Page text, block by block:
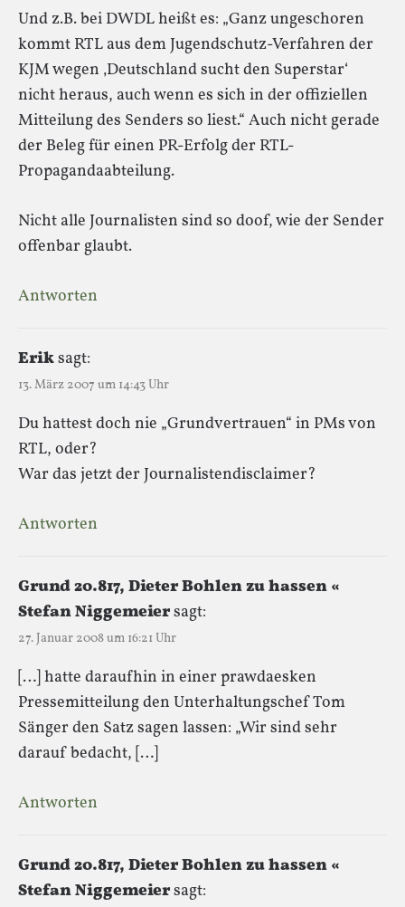
Und z.B. bei DWDL heißt es: „Ganz ungeschoren
kommt RTL aus dem Jugendschutz-Verfahren der
KJM wegen ‚Deutschland sucht den Superstar‘
nicht heraus, auch wenn es sich in der offiziellen
Mitteilung des Senders so liest.“ Auch nicht gerade
der Beleg für einen PR-Erfolg der RTL-
Propagandaabteilung.
Nicht alle Journalisten sind so doof, wie der Sender
offenbar glaubt.
Antworten
Eriksagt:
13. März 2007 um 14:43 Uhr
Du hattest doch nie „Grundvertrauen“ in PMs von
RTL, oder?
War das jetzt der Journalistendisclaimer?
Antworten
Grund 20.817, Dieter Bohlen zu hassen «
Stefan Niggemeiersagt:
27. Januar 2008 um 16:21 Uhr
[…] hatte daraufhin in einer prawdaesken
Pressemitteilung den Unterhaltungschef Tom
Sänger den Satz sagen lassen: „Wir sind sehr
darauf bedacht, […]
Antworten
Grund 20.817, Dieter Bohlen zu hassen «
Stefan Niggemeiersagt: